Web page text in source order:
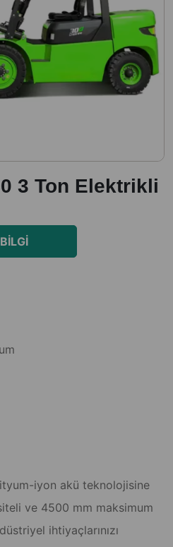
3 Ton Elektrikli
iyon akü teknolojisine
ve 4500 mm maksimum
ihtiyaçlarınızı